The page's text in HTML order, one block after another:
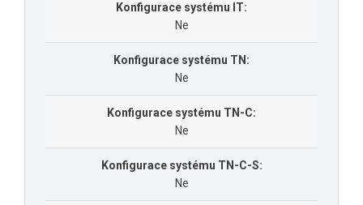
Konfigurace systému IT:
Ne
Konfigurace systému TN:
Ne
Konfigurace systému TN-C:
Ne
Konfigurace systému TN-C-S:
Ne